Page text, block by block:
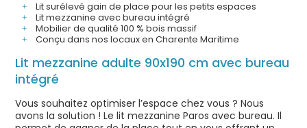
Lit surélevé gain de place pour les petits espaces
Lit mezzanine avec bureau intégré
Mobilier de qualité 100 % bois massif
Conçu dans nos locaux en Charente Maritime
Lit mezzanine adulte 90x190 cm avec bureau
intégré
Vous souhaitez optimiser l’espace chez vous ? Nous
avons la solution ! Le lit mezzanine Paros avec bureau. Il